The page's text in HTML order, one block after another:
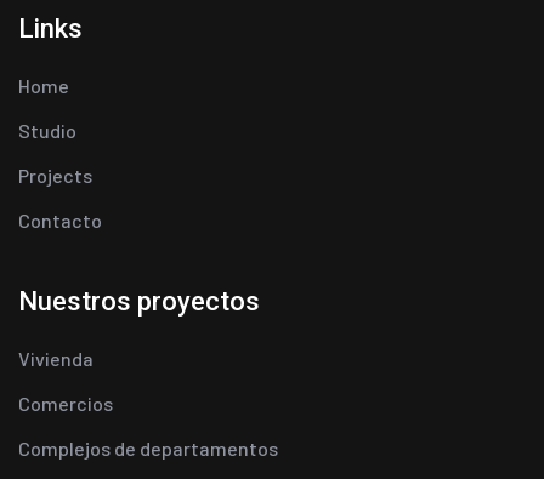
Links
Home
Studio
Projects
Contacto
Nuestros proyectos
Vivienda
Comercios
Complejos de departamentos